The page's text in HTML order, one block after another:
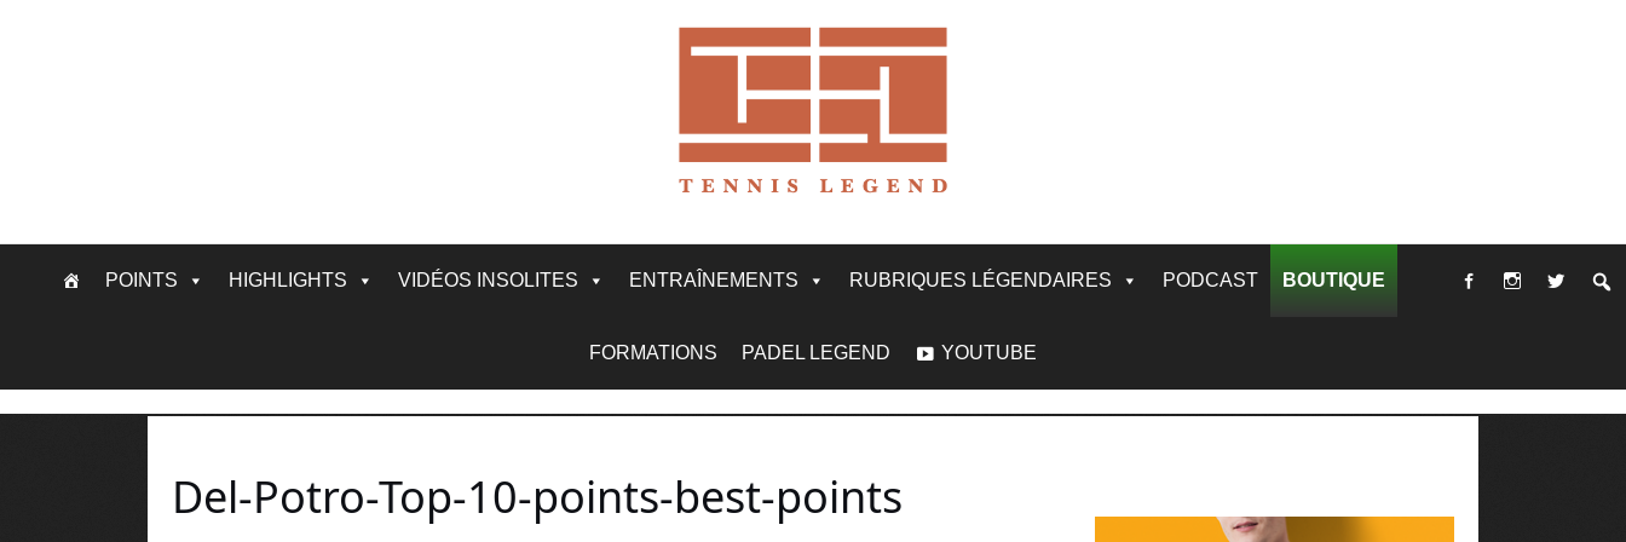
POINTS HIGHLIGHTS VIDÉOS INSOLITES ENTRAÎNEMENTS RUBRIQUES LÉGENDAIRES PODCAST BOUTIQUE
FORMATIONS PADEL LEGEND YOUTUBE
Del-Potro-Top-10-points-best-points